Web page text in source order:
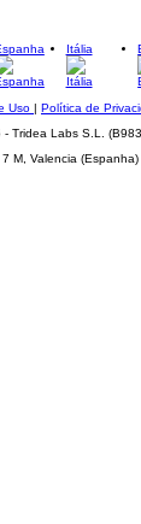
Itália
Uso | Política de
- Tridea Labs S.L.
M, Valencia (Espanha)